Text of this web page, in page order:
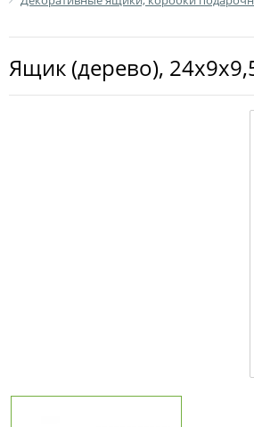
Ящик (дерево),